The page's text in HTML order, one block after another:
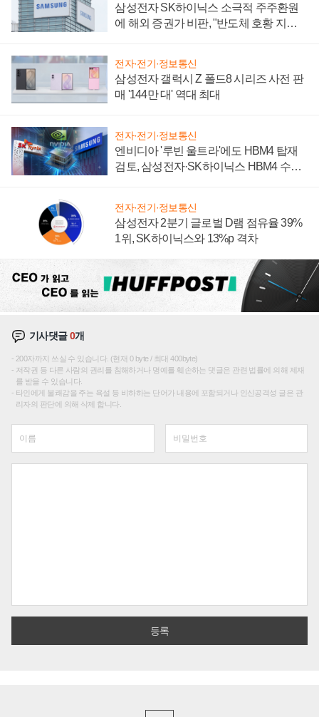
삼성전자 SK하이닉스 소극적 주주환원
에 해외 증권가 비판, "반도체 호황 지속
전자·전기·정보통신
삼성전자 갤럭시 Z 폴드8 시리즈 사전 판
매 '144만 대' 역대 최대
전자·전기·정보통신
엔비디아 '루빈 울트라'에도 HBM4 탑재
검토, 삼성전자·SK하이닉스 HBM4 수율
전자·전기·정보통신
삼성전자 2분기 글로벌 D램 점유율 39%
1위, SK하이닉스와 13%p 격차
기사댓글0개
200자까지 쓰실 수 있습니다. (현재 0 byte / 최대 400byte)
저작권 등 다른 사람의 권리를 침해하거나 명예를 훼손하는 댓글은 관련 법률에 의해 제재
를 받을 수 있습니다.
타인에게 불쾌감을 주는 욕설 등 비하하는 단어가 내용에 포함되거나 인신공격성 글은 관
리자의 판단에 의해 삭제 합니다.